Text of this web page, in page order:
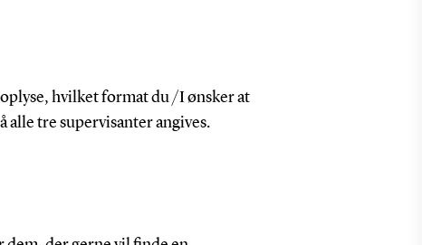
hvilket format du /I ønsker at
alle tre supervisanter angives.